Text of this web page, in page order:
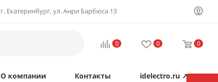
г. Екатеринбург, ул. Анри Барбюса 13
0 0 0
О компании Контакты idelectro.ru ↗